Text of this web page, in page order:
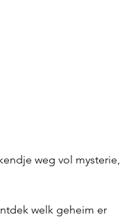
weg vol mysterie,
welk geheim er